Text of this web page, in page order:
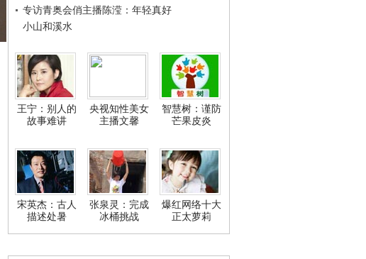
专访青奥会俏主播陈滢：年轻真好
小山和溪水
王宁：别人的
故事难讲
央视知性美女
主播文馨
智慧树：谨防
芒果皮炎
宋英杰：古人
描述处暑
张泉灵：完成
冰桶挑战
爆红网络十大
正太萝莉